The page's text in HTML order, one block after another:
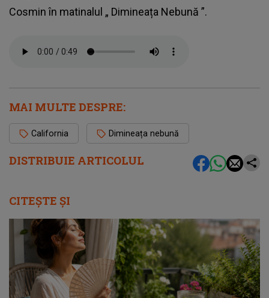
DISTRIBUIE ARTICOLUL
Cosmin în matinalul „ Dimineața Nebună ”.
MAI MULTE DESPRE:
California Dimineața nebună
CITEȘTE ȘI